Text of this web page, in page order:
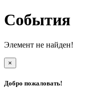
События
Элемент не найден!
×
Добро пожаловать!